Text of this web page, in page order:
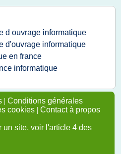
d ouvrage informatique
d'ouvrage informatique
en france
informatique
| Conditions générales
cookies | Contact à propos
un site, voir l'article 4 des